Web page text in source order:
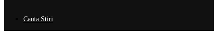
Cauta Stiri